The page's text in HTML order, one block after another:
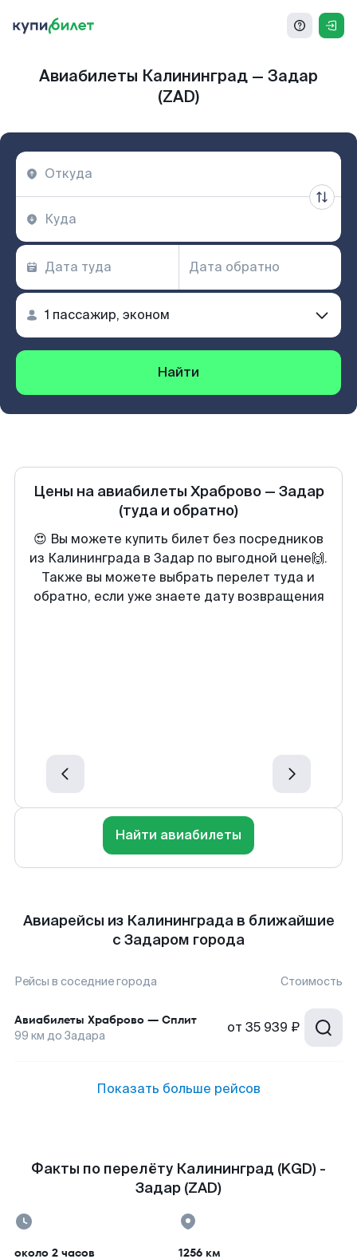
Авиабилеты Калининград — Задар
(ZAD)
Найти
Цены на авиабилеты Храброво— Задар
(туда и обратно)
😍 Вы можете купить билет без посредников
из Калининграда в Задар по выгодной цене🙌.
Также вы можете выбрать перелет туда и
обратно, если уже знаете дату возвращения
Найти авиабилеты
Авиарейсы из Калининграда в ближайшие
с Задаром города
Рейсы в соседние города Стоимость
Авиабилеты Храброво — Сплит
99 км до Задара от 35 939 ₽
Показать больше рейсов
Факты по перелёту Калининград (KGD) -
Задар (ZAD)
около 2 часов 1256 км